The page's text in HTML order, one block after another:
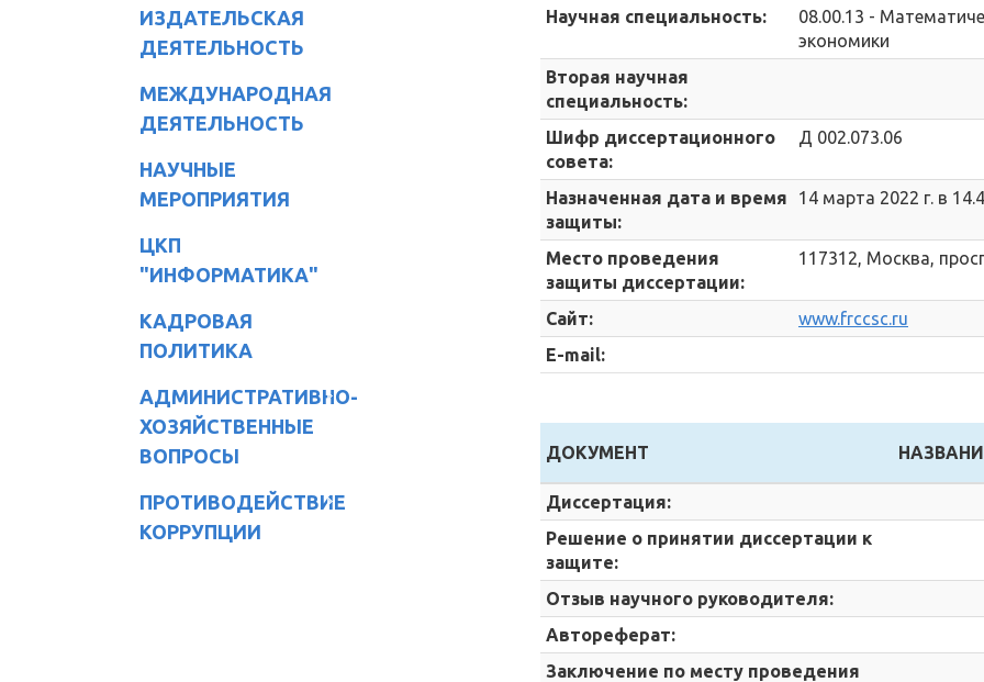
ИЗДАТЕЛЬСКАЯ
ДЕЯТЕЛЬНОСТЬ
МЕЖДУНАРОДНАЯ
ДЕЯТЕЛЬНОСТЬ
НАУЧНЫЕ
МЕРОПРИЯТИЯ
ЦКП
"ИНФОРМАТИКА"
КАДРОВАЯ
ПОЛИТИКА
АДМИНИСТРАТИВНО-
ХОЗЯЙСТВЕННЫЕ
ВОПРОСЫ
ПРОТИВОДЕЙСТВИЕ
КОРРУПЦИИ
Научная специальность:
08.00.13 -
экономики
Вторая научная
специальность:
Шифр диссертационного
совета:
Д 002.073.06
Назначенная дата и время
защиты:
14 марта 2022 г. в
Место проведения
защиты диссертации:
117312, Москва,
Сайт:
www.frccsc.ru
E-mail:
ДОКУМЕНТ
Диссертация:
Решение о принятии диссертации к
защите:
Отзыв научного руководителя:
Автореферат:
Заключение по месту проведения